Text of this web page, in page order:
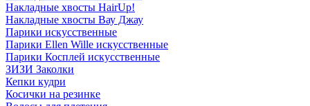
Накладные хвосты HairUp!
Накладные хвосты Вау Джау
Парики искусственные
Парики Ellen Wille искусственные
Парики Косплей искусственные
ЗИЗИ Заколки
Кепки кудри
Косички на резинке